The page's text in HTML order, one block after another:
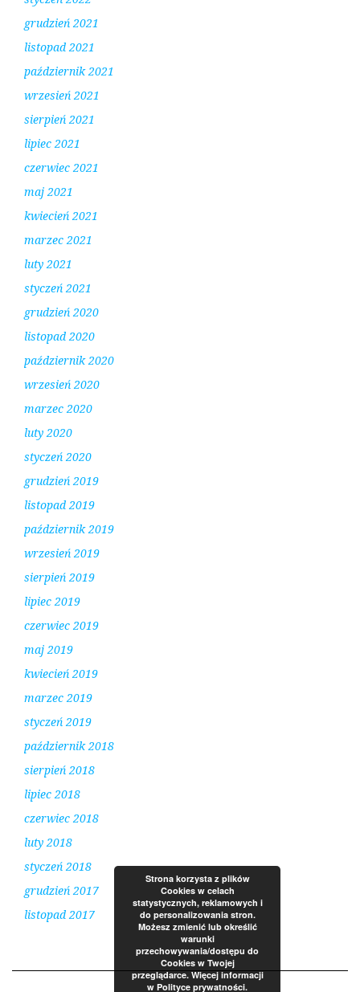
grudzień 2021
listopad 2021
październik 2021
wrzesień 2021
sierpień 2021
lipiec 2021
czerwiec 2021
maj 2021
kwiecień 2021
marzec 2021
luty 2021
styczeń 2021
grudzień 2020
listopad 2020
październik 2020
wrzesień 2020
marzec 2020
luty 2020
styczeń 2020
grudzień 2019
listopad 2019
październik 2019
wrzesień 2019
sierpień 2019
lipiec 2019
czerwiec 2019
maj 2019
kwiecień 2019
marzec 2019
styczeń 2019
październik 2018
sierpień 2018
lipiec 2018
czerwiec 2018
luty 2018
styczeń 2018
grudzień 2017
listopad 2017
Strona korzysta z plików
Cookies w celach
statystycznych, reklamowych i
do personalizowania stron.
Możesz zmienić lub określić
warunki
przechowywania/dostępu do
Cookies w Twojej
przeglądarce. Więcej informacji
w Polityce prywatności.